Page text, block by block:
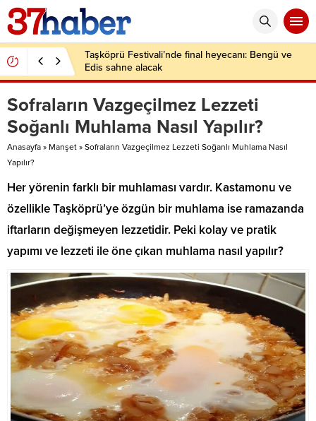
Taşköprü Festivali’nde final heyecanı: Bengü ve
Edis sahne alacak
Sofraların Vazgeçilmez Lezzeti
Soğanlı Muhlama Nasıl Yapılır?
Anasayfa » Manşet » Sofraların Vazgeçilmez Lezzeti Soğanlı Muhlama Nasıl
Yapılır?
Her yörenin farklı bir muhlaması vardır. Kastamonu ve
özellikle Taşköprü’ye özgün bir muhlama ise ramazanda
iftarların değişmeyen lezzetidir. Peki kolay ve pratik
yapımı ve lezzeti ile öne çıkan muhlama nasıl yapılır?